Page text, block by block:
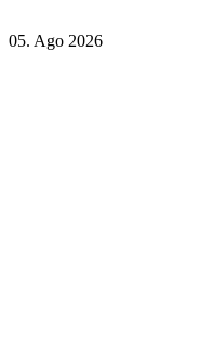
05. Ago 2026